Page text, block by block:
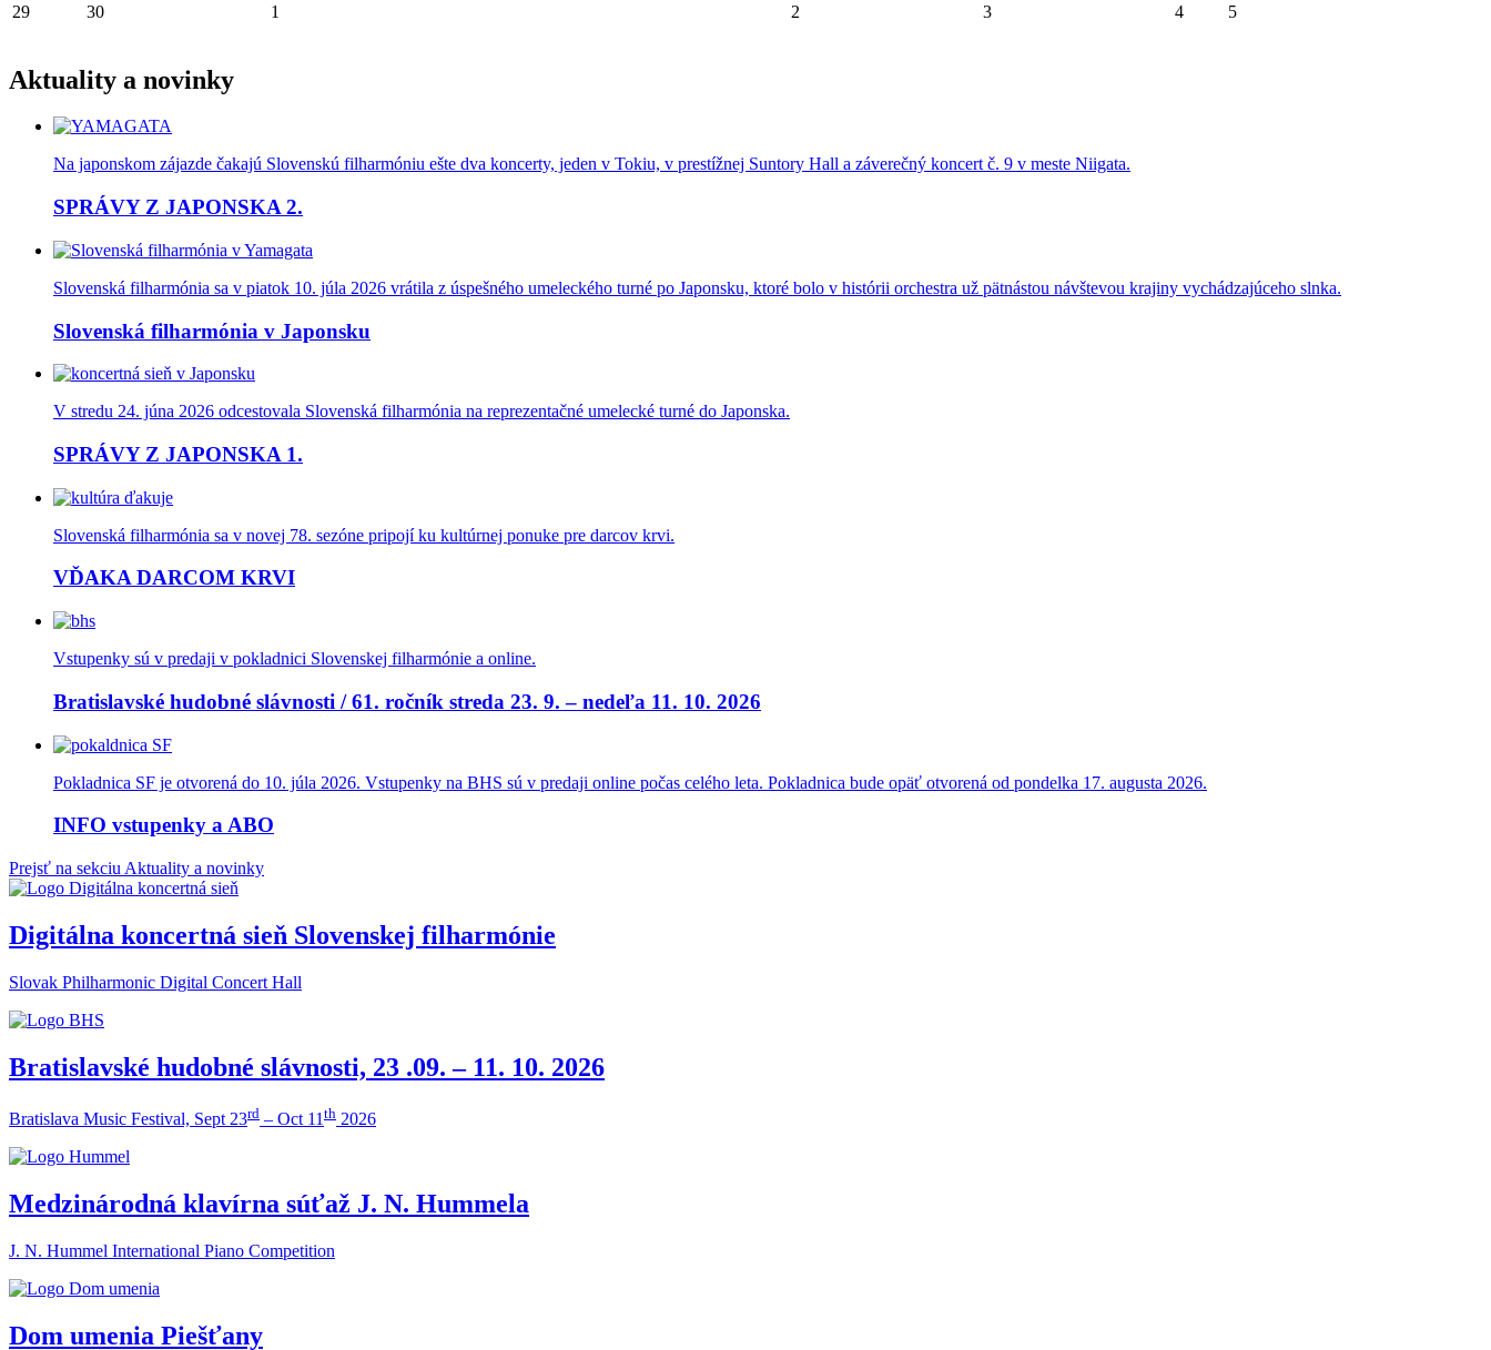
29 30 1 2 3 4 5
Aktuality a novinky
Na japonskom zájazde čakajú Slovenskú filharmóniu ešte dva koncerty, jeden v Tokiu, v prestížnej Suntory Hall a záverečný koncert č. 9 v meste Niigata.
SPRÁVY Z JAPONSKA 2.
Slovenská filharmónia sa v piatok 10. júla 2026 vrátila z úspešného umeleckého turné po Japonsku, ktoré bolo v histórii orchestra už pätnástou návštevou krajiny vychádzajúceho slnka.
Slovenská filharmónia v Japonsku
V stredu 24. júna 2026 odcestovala Slovenská filharmónia na reprezentačné umelecké turné do Japonska.
SPRÁVY Z JAPONSKA 1.
Slovenská filharmónia sa v novej 78. sezóne pripojí ku kultúrnej ponuke pre darcov krvi.
VĎAKA DARCOM KRVI
Vstupenky sú v predaji v pokladnici Slovenskej filharmónie a online.
Bratislavské hudobné slávnosti / 61. ročník streda 23. 9. – nedeľa 11. 10. 2026
Pokladnica SF je otvorená do 10. júla 2026. Vstupenky na BHS sú v predaji online počas celého leta. Pokladnica bude opäť otvorená od pondelka 17. augusta 2026.
INFO vstupenky a ABO
Prejsť na sekciu Aktuality a novinky
Digitálna koncertná sieň Slovenskej filharmónie
Slovak Philharmonic Digital Concert Hall
Bratislavské hudobné slávnosti, 23 .09. – 11. 10. 2026
Bratislava Music Festival, Sept 23rd – Oct 11 th 2026
Medzinárodná klavírna súťaž J. N. Hummela
J. N. Hummel International Piano Competition
Dom umenia Piešťany